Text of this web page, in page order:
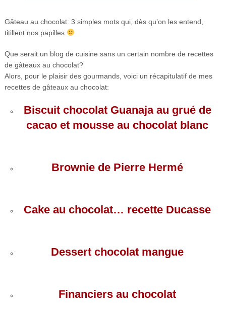
Gâteau au chocolat: 3 simples mots qui, dès qu’on les entend,
titillent nos papilles
Que serait un blog de cuisine sans un certain nombre de recettes
de gâteaux au chocolat?
Alors, pour le plaisir des gourmands, voici un récapitulatif de mes
recettes de gâteaux au chocolat:
Biscuit chocolat Guanaja au grué de
cacao et mousse au chocolat blanc
Brownie de Pierre Hermé
Cake au chocolat… recette Ducasse
Dessert chocolat mangue
Financiers au chocolat